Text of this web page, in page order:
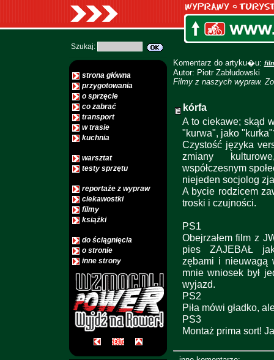
Szukaj:
strona główna
przygotowania
o sprzęcie
co zabrać
transport
w trasie
kuchnia
warsztat
testy sprzętu
reportaże z wypraw
ciekawostki
filmy
książki
do ściągnięcia
o stronie
inne strony
Komentarz do artyku�u:
Autor: Piotr Zabłudowski
Filmy z naszych wypraw.
kórfa
A to ciekawe; skąd
"kurwa", jako
Czystość języka
zmiany
współczesnym
niejeden socjolog
A bycie rodzicem
troski i czujności.
PS1
Obejrzałem film z
pies ZAJEBAŁ
zębami i nieuwagą
mnie wniosek był
wyjazd.
PS2
Piła mówi gładko,
PS3
Montaż prima sort!